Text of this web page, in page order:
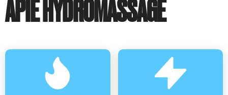
APIE HYDROMASSAGE